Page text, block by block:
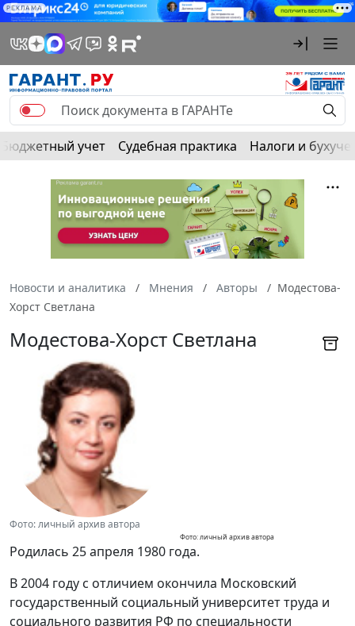
РЕКЛАМА
Бюджетный учет Судебная практика Налоги и
Новости и аналитика Мнения Авторы
Модестова-
Хорст Светлана
Модестова-Хорст Светлана
Фото: личный архив автора
Фото: личный архив автора
Родилась 25 апреля 1980 года.
В 2004 году с отличием окончила Московский
государственный социальный университет труда и
социального развития РФ по специальности